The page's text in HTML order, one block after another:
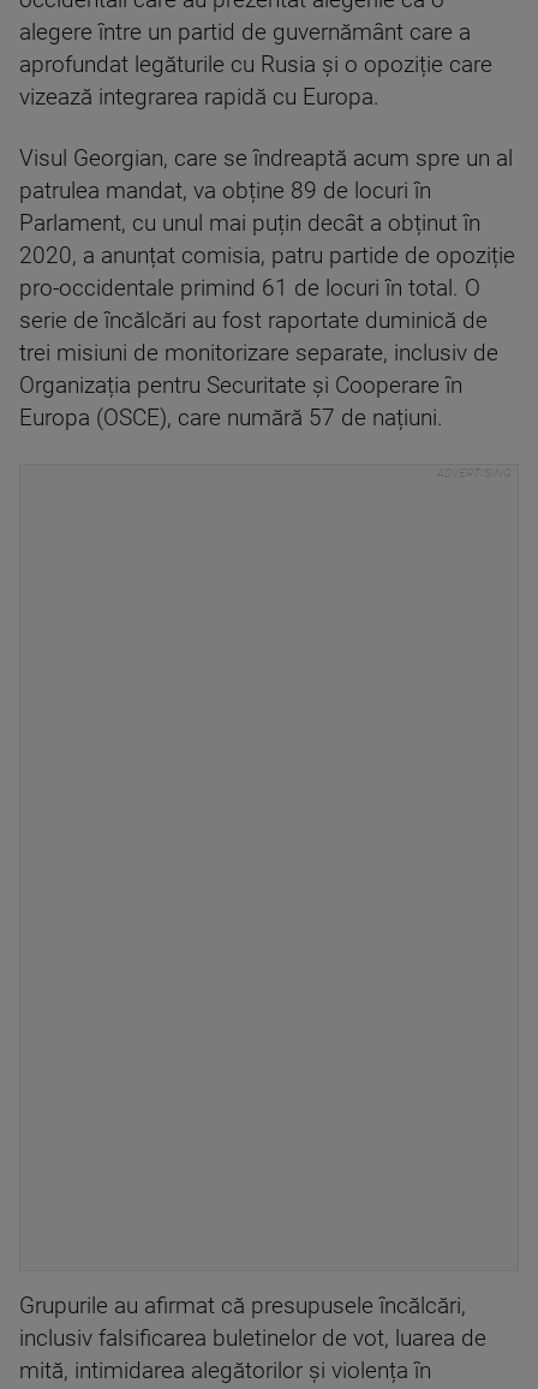
alegere între un partid de guvernământ care a
aprofundat legăturile cu Rusia și o opoziție care
vizează integrarea rapidă cu Europa.
Visul Georgian, care se îndreaptă acum spre un al
patrulea mandat, va obține 89 de locuri în
Parlament, cu unul mai puțin decât a obținut în
2020, a anunțat comisia, patru partide de opoziție
pro-occidentale primind 61 de locuri în total. O
serie de încălcări au fost raportate duminică de
trei misiuni de monitorizare separate, inclusiv de
Organizația pentru Securitate și Cooperare în
Europa (OSCE), care numără 57 de națiuni.
Grupurile au afirmat că presupusele încălcări,
inclusiv falsificarea buletinelor de vot, luarea de
mită, intimidarea alegătorilor și violența în